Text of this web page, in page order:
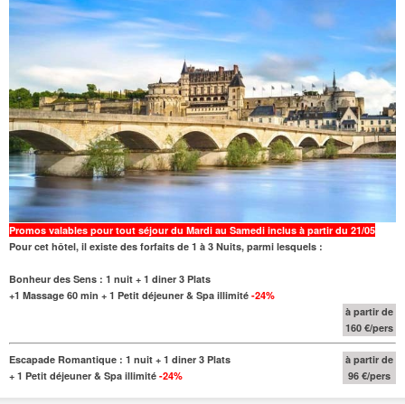
Promos valables pour tout séjour du Mardi au Samedi inclus à partir du 21/05
Pour cet hôtel, il existe des forfaits de 1 à 3 Nuits, parmi lesquels :
Bonheur des Sens : 1 nuit + 1 diner 3 Plats
+1 Massage 60 min + 1 Petit déjeuner & Spa illimité -24%
à partir de
160 €/pers
Escapade Romantique : 1 nuit + 1 diner 3 Plats
+ 1 Petit déjeuner & Spa illimité -24%
à partir de
96 €/pers